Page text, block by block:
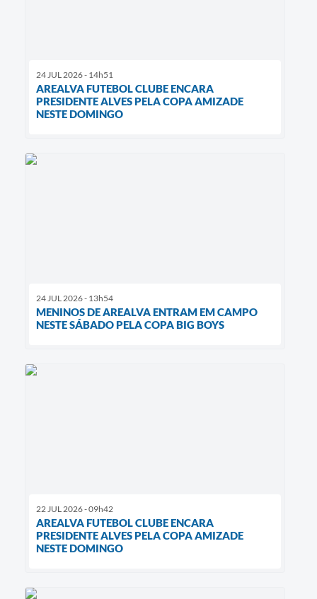
24 JUL 2026 - 14h51
AREALVA FUTEBOL CLUBE ENCARA
PRESIDENTE ALVES PELA COPA AMIZADE
NESTE DOMINGO
24 JUL 2026 - 13h54
MENINOS DE AREALVA ENTRAM EM CAMPO
NESTE SÁBADO PELA COPA BIG BOYS
22 JUL 2026 - 09h42
AREALVA FUTEBOL CLUBE ENCARA
PRESIDENTE ALVES PELA COPA AMIZADE
NESTE DOMINGO